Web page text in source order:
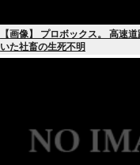
【画像】 プロボックス。 高速
いた社畜の生死不明